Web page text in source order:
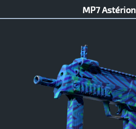
MP7 Astérion